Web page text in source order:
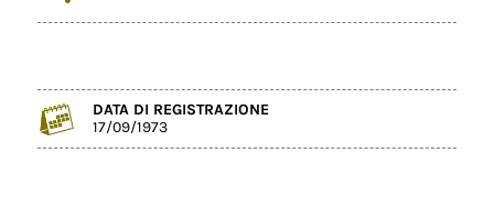
DATA DI REGISTRAZIONE
17/09/1973